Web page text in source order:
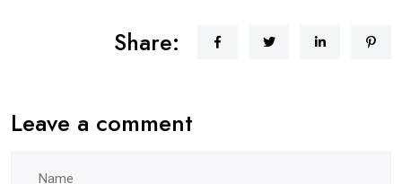
Share:
Leave a comment